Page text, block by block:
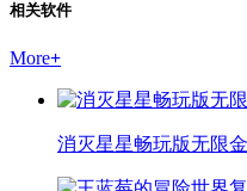
相关软件
More+
消灭星星畅玩版无限